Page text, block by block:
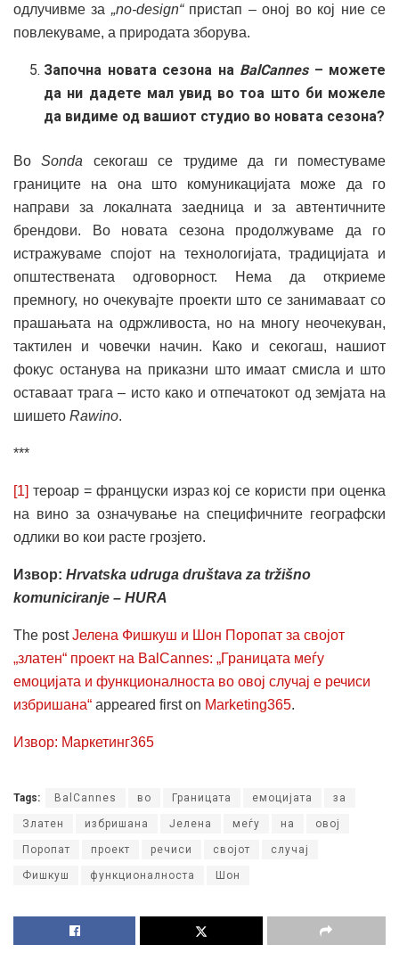
одлучивме за „no-design“пристап – оној во кој ние се
повлекуваме, а природата зборува.
Започна новата сезона на BalCannes– можете
да ни дадете мал увид во тоа што би можеле
да видиме од вашиот студио во новата сезона?
ВоSonda секогаш се трудиме да ги поместуваме
границите на она што комуникацијата може да го
направи за локалната заедница и за автентичните
брендови. Во новата сезона продолжуваме да го
истражуваме спојот на технологијата, традицијата и
општествената одговорност. Нема да откриеме
премногу, но очекувајте проекти што се занимаваат со
прашањата на одржливоста, но на многу неочекуван,
тактилен и човечки начин. Како и секогаш, нашиот
фокус останува на приказни што имаат смисла и што
оставаат трага – исто како и отпечатокот од земјата на
шишето Rawino.
***
[1] тероар = француски израз кој се користи при оценка
на вино за означување на специфичните географски
одлики во кои расте грозјето.
Извор: Hrvatska udruga društava za tržišno
komuniciranje – HURA
The postЈелена Фишкуш и Шон Поропат за својот
„златен“ проект на BalCannes: „Границата меѓу
емоцијата и функционалноста во овој случај е речиси
избришана“ appeared first on Marketing365.
Извор: Маркетинг365
Tags: BalCannes во Границата емоцијата за
Златен избришана Јелена меѓу на овој
Поропат проект речиси својот случај
Фишкуш функционалноста Шон